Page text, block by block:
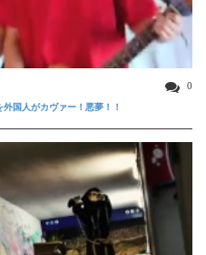
0
国人がカヴァー！悪夢！！